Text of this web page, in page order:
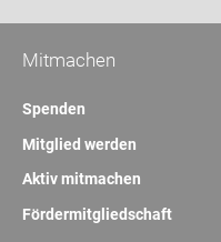
Mitmachen
Spenden
Mitglied werden
Aktiv mitmachen
Fördermitgliedschaft